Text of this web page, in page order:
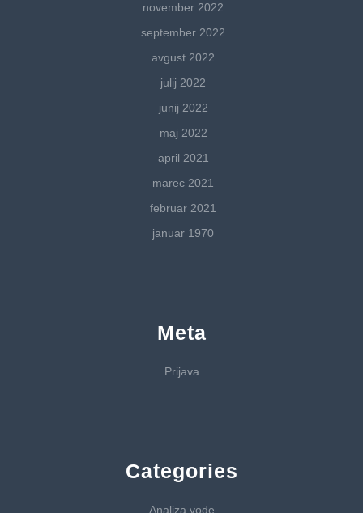
november 2022
september 2022
avgust 2022
julij 2022
junij 2022
maj 2022
april 2021
marec 2021
februar 2021
januar 1970
Meta
Prijava
Categories
Analiza vode